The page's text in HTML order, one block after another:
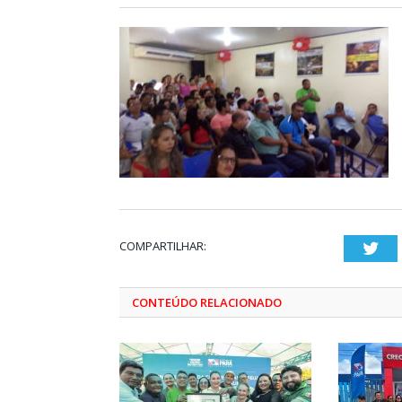
COMPARTILHAR:
CONTEÚDO RELACIONADO